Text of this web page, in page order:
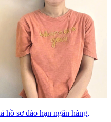
hồ sơ đáo hạn ngân hàng,